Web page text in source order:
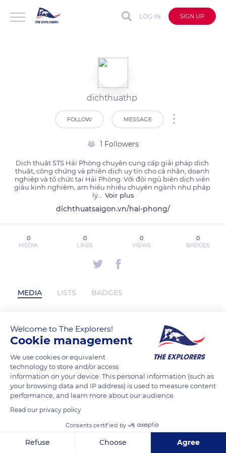
LOG IN SIGN UP
dichthuathp
FOLLOW MESSAGE
1 Followers
Dịch thuật STS Hải Phòng chuyên cung cấp giải pháp dịch
thuật, công chứng và phiên dịch uy tín cho cá nhân, doanh
nghiệp và tổ chức tại Hải Phòng. Với đội ngũ biên dịch viên
giàu kinh nghiệm, am hiểu nhiều chuyên ngành như pháp
lý... Voir plus
dichthuatsaigon.vn/hai-phong/
0
MEDIA
0
LIKES
0
VIEWS
0
BADGES
MEDIA LISTS BADGES
dichthuathp has not posted any
content yet
Welcome to The Explorers!
Cookie management
We use cookies or equivalent
technology to store and/or access
information on your device. This personal information (such as
your browsing data and IP address) is used to measure content
performance, and learn more about our audience.
Read our privacy policy
Consents certified by
Refuse Choose Agree